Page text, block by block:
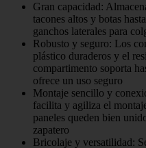
Gran capacidad:
tacones altos y botas
ganchos laterales para
Robusto y seguro: Los
plástico duraderos y el
compartimento soporta
ofrece un uso seguro
Montaje sencillo y
facilita y agiliza el
paneles queden bien
zapatero
Bricolaje y versatilidad: